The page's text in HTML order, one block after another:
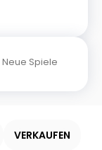
Neue Spiele
VERKAUFEN